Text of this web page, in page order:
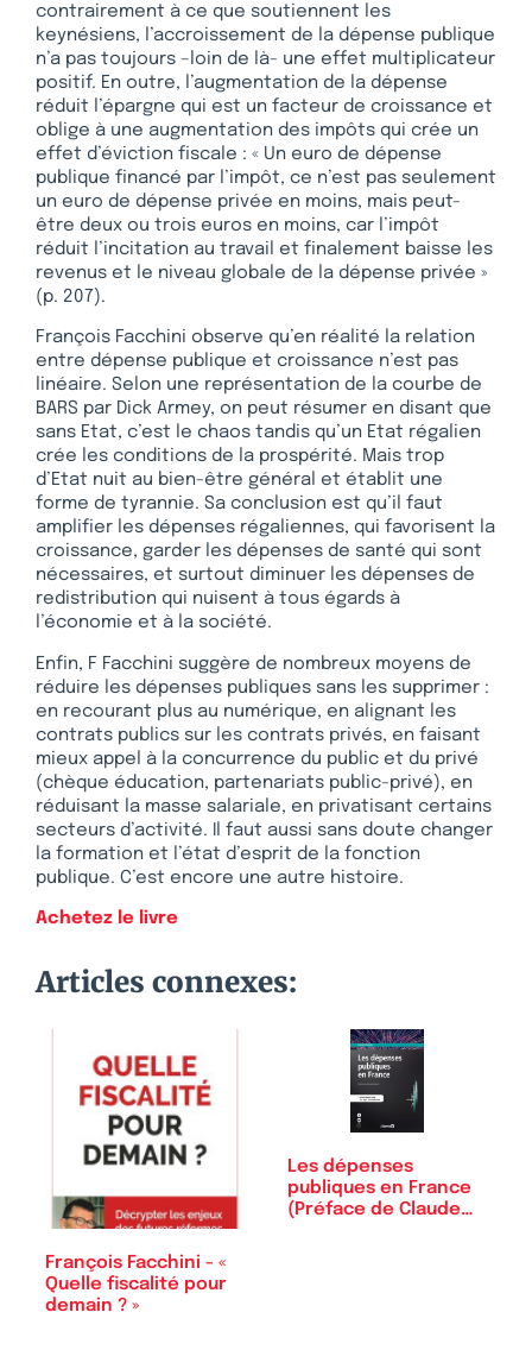
contrairement à ce que soutiennent les
keynésiens, l’accroissement de la dépense publique
n’a pas toujours –loin de là- une effet multiplicateur
positif. En outre, l’augmentation de la dépense
réduit l’épargne qui est un facteur de croissance et
oblige à une augmentation des impôts qui crée un
effet d’éviction fiscale : « Un euro de dépense
publique financé par l’impôt, ce n’est pas seulement
un euro de dépense privée en moins, mais peut-
être deux ou trois euros en moins, car l’impôt
réduit l’incitation au travail et finalement baisse les
revenus et le niveau globale de la dépense privée »
(p. 207).
François Facchini observe qu’en réalité la relation
entre dépense publique et croissance n’est pas
linéaire. Selon une représentation de la courbe de
BARS par Dick Armey, on peut résumer en disant que
sans Etat, c’est le chaos tandis qu’un Etat régalien
crée les conditions de la prospérité. Mais trop
d’Etat nuit au bien-être général et établit une
forme de tyrannie. Sa conclusion est qu’il faut
amplifier les dépenses régaliennes, qui favorisent la
croissance, garder les dépenses de santé qui sont
nécessaires, et surtout diminuer les dépenses de
redistribution qui nuisent à tous égards à
l’économie et à la société.
Enfin, F Facchini suggère de nombreux moyens de
réduire les dépenses publiques sans les supprimer :
en recourant plus au numérique, en alignant les
contrats publics sur les contrats privés, en faisant
mieux appel à la concurrence du public et du privé
(chèque éducation, partenariats public-privé), en
réduisant la masse salariale, en privatisant certains
secteurs d’activité. Il faut aussi sans doute changer
la formation et l’état d’esprit de la fonction
publique. C’est encore une autre histoire.
Achetez le livre
Articles connexes:
François Facchini - «
Quelle fiscalité pour
demain ? »
Les dépenses
publiques en France
(Préface de Claude